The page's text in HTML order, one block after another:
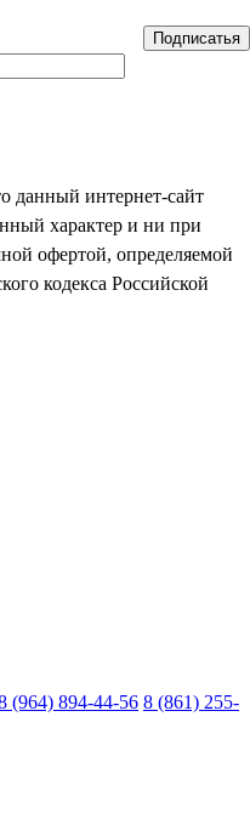
данный интернет-сайт
характер и ни при
офертой, определяемой
кодекса Российской
(964) 894-44-56 8 (861) 255-